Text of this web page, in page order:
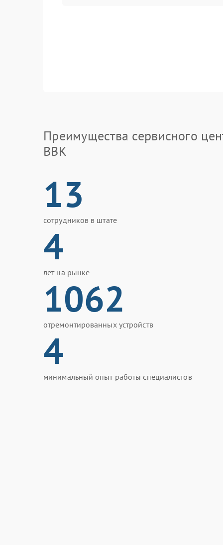
Преимущества сервисного
BBK
13
сотрудников в штате
4
лет на рынке
1062
отремонтированных устройств
4
минимальный опыт работы специалистов